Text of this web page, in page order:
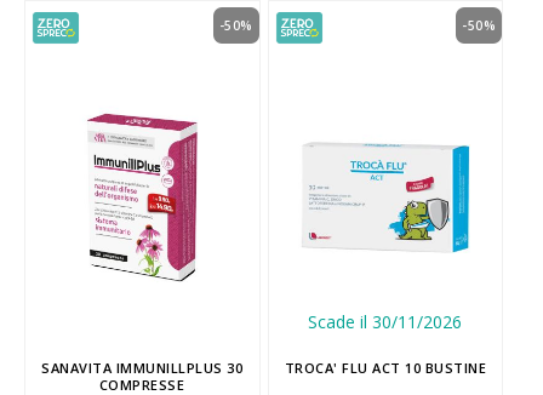
SANAVITA IMMUNILLPLUS 30
COMPRESSE
-50%
Scade il 30/11/2026
TROCA' FLU ACT 10 BUSTINE
-50%